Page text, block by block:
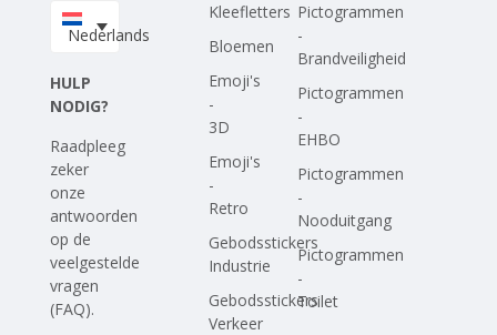
Upload je eigen ontwerp
Nederlands
HULP
NODIG?
Raadpleeg
zeker
onze
antwoorden
op de
veelgestelde
vragen
(FAQ).
Kleefletters
Bloemen
Emoji's
-
3D
Emoji's
-
Retro
Gebodsstickers
Industrie
Gebodsstickers
Verkeer
Pictogrammen
-
Brandveiligheid
Pictogrammen
-
EHBO
Pictogrammen
-
Nooduitgang
Pictogrammen
-
Toilet